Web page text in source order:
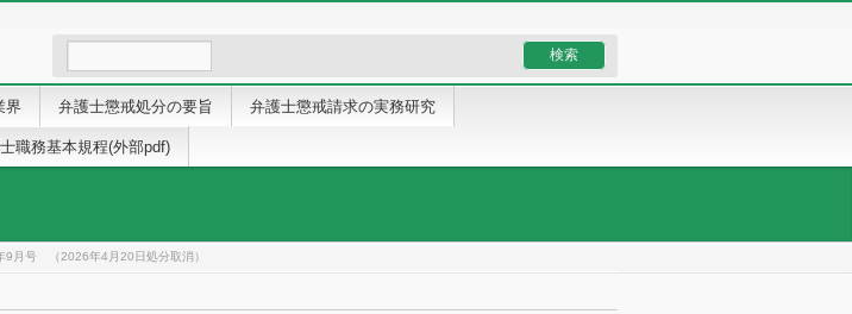
界 弁護士懲戒処分の要旨 弁護士懲戒請求の実務研究
職務基本規程(外部pdf)
月号 （2026年4月20日処分取消）